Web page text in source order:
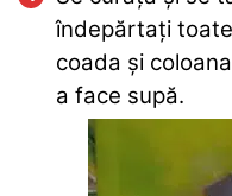
îndepărtați
coada și
a face supă.